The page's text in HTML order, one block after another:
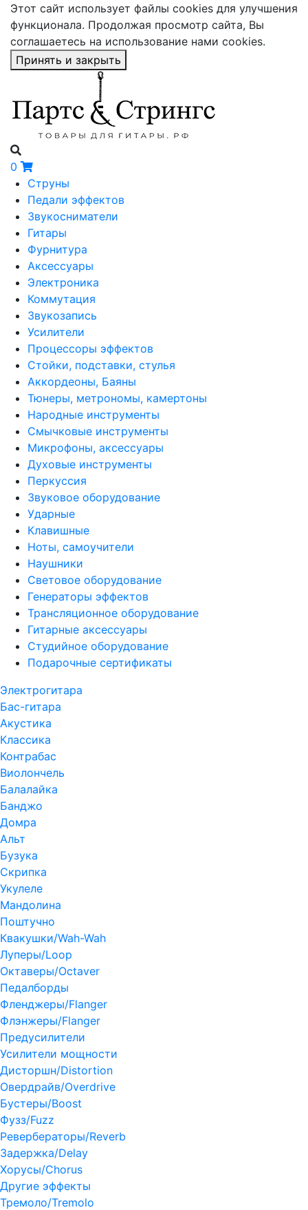
Этот сайт использует файлы cookies для улучшения
функционала. Продолжая просмотр сайта, Вы
соглашаетесь на использование нами cookies.
Принять и закрыть
0
Струны
Педали эффектов
Звукосниматели
Гитары
Фурнитура
Аксессуары
Электроника
Коммутация
Звукозапись
Усилители
Процессоры эффектов
Стойки, подставки, стулья
Аккордеоны, Баяны
Тюнеры, метрономы, камертоны
Народные инструменты
Смычковые инструменты
Микрофоны, аксессуары
Духовые инструменты
Перкуссия
Звуковое оборудование
Ударные
Клавишные
Ноты, самоучители
Наушники
Световое оборудование
Генераторы эффектов
Трансляционное оборудование
Гитарные аксессуары
Студийное оборудование
Подарочные сертификаты
Электрогитара
Бас-гитара
Акустика
Классика
Контрабас
Виолончель
Балалайка
Банджо
Домра
Альт
Бузука
Скрипка
Укулеле
Мандолина
Поштучно
Квакушки/Wah-Wah
Луперы/Loop
Октаверы/Octaver
Педалборды
Фленджеры/Flanger
Флэнжеры/Flanger
Предусилители
Усилители мощности
Дисторшн/Distortion
Овердрайв/Overdrive
Бустеры/Boost
Фузз/Fuzz
Ревербераторы/Reverb
Задержка/Delay
Хорусы/Chorus
Другие эффекты
Тремоло/Tremolo